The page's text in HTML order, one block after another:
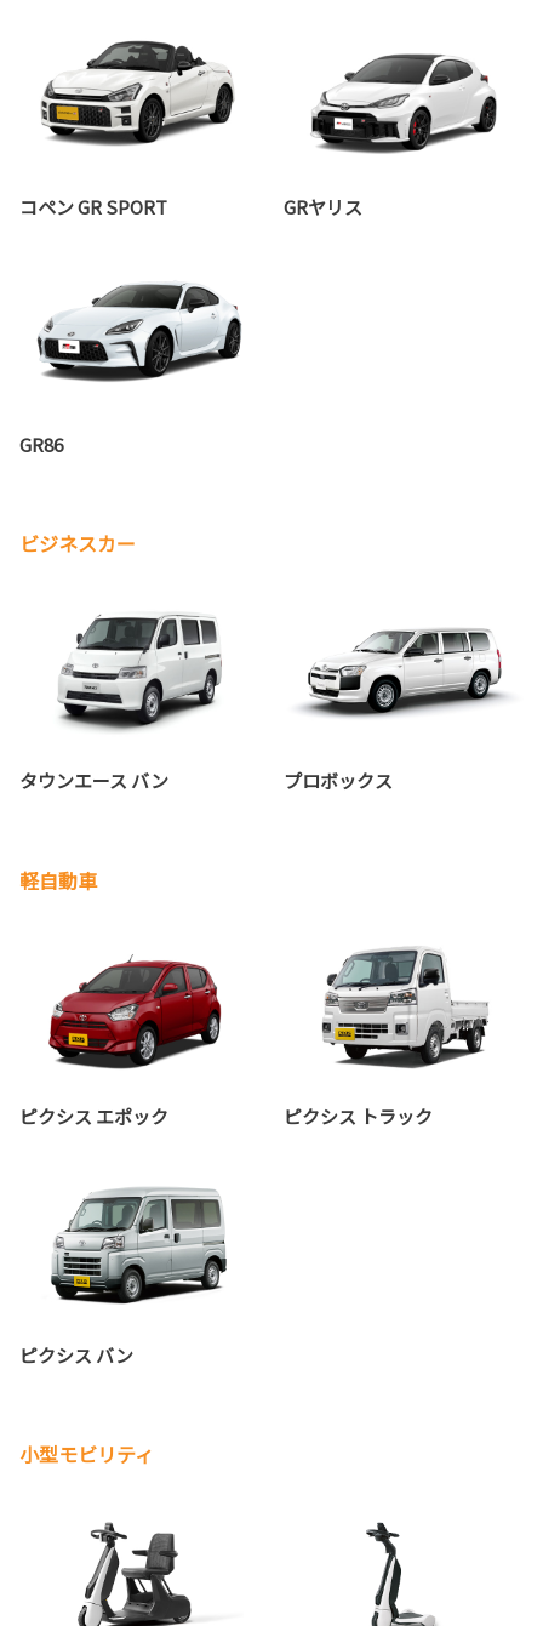
コペン GR SPORT GRヤリス
GR86
ビジネスカー
タウンエース バン プロボックス
軽自動車
ピクシス エポック ピクシス トラック
ピクシス バン
小型モビリティ